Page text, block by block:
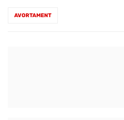
AVORTAMENT